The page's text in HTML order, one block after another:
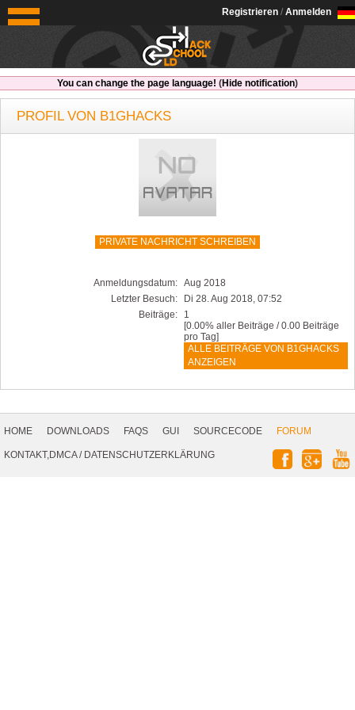
OldSchoolHack
Registrieren / Anmelden
You can change the page language! (Hide notification)
PROFIL VON B1GHACKS
PRIVATE NACHRICHT SCHREIBEN
Anmeldungsdatum: Aug 2018
Letzter Besuch:
Di 28. Aug 2018, 07:52
Beiträge:
1
[0.00% aller Beiträge / 0.00 Beiträge
pro Tag]
ALLE BEITRÄGE VON B1GHACKS
ANZEIGEN
Navigation
HOME DOWNLOADS FAQS GUI SOURCECODE
FORUM
KONTAKT,DMCA/ DATENSCHUTZERKLÄRUNG